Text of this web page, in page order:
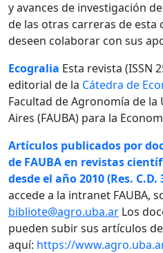
y avances de investigación
de las otras carreras de esta
deseen colaborar con sus
Ecogralia Esta revista (ISSN
editorial de la Cátedra de
Facultad de Agronomía de la
Aires (FAUBA) para la
Artículos publicados por
de FAUBA en revistas
desde el año 2010 (Res. C.D.
accede a la intranet FAUBA,
bibliote@agro.uba.ar Los
pueden subir sus artículos
aquí: https://